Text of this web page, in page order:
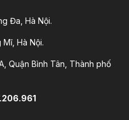
Đa, Hà Nội.
Hà Nội.
Quận Bình Tân, Thành phố